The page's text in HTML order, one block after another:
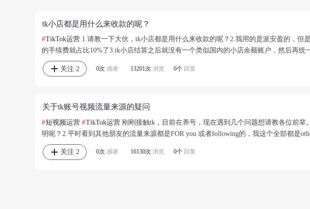
tk小店都是用什么来收款的呢？
#TikTok运营 1.请教一下大伙，tk小店都是用什么来收款的呢？2.我用的是派安盈的，
的手续费就占比10%了3.tk小店结算之后就没有一个类似国内的小店余额账户，然后再统
关注 2 0次 感谢 13201次 浏览 0个 回复
关于tk账号视频流量来源的疑问
#短视频运营 #TikTok运营 刚刚接触tk，目前在养号，现在遇到几个问题想请教各位前
明呢？2.平时看到其他朋友的流量来源都是FOR you 或者following的，我这个全部都是
关注 2 0次 感谢 16130次 浏览 0个 回复